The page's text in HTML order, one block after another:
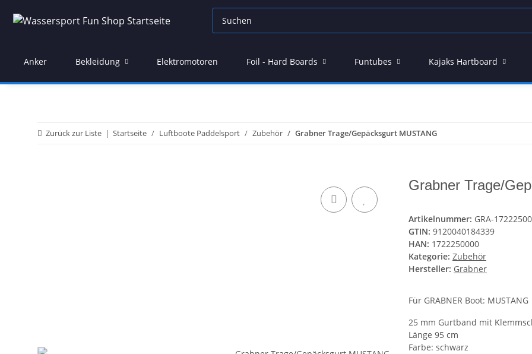
Anker Bekleidung Elektromotoren Foil - Hard Boards Funtubes Kajaks Hartboard
Zurück zur Liste Startseite Luftboote Paddelsport Zubehör Grabner Trage/Gepäcksgurt MUSTANG
Grabner Trage/
Artikelnummer: GRA-
GTIN: 9120040184339
HAN: 1722250000
Kategorie: Zubehör
Hersteller: Grabner
Für GRABNER Boot: MUSTANG
25 mm Gurtband mit
Länge 95 cm
Farbe: schwarz